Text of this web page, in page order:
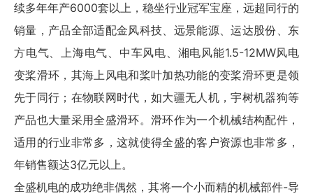
续多年年产6000套以上，稳坐行业冠军宝座，远超同行的
销量，产品全部适配金风科技、远景能源、运达股份、东
方电气、上海电气、中车风电、湘电风能1.5-12MW风电
变桨滑环，其海上风电和桨叶加热功能的变桨滑环更是领
先于同行；在物联网时代，如大疆无人机，宇树机器狗等
产品也大量采用全盛滑环。滑环作为一个机械结构配件，
适用的行业非常多，这就使得全盛的客户资源也非常多，
年销售额达3亿元以上。
全盛机电的成功绝非偶然，其将一个小而精的机械部件-导